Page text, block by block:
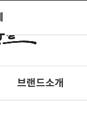
브랜드소개